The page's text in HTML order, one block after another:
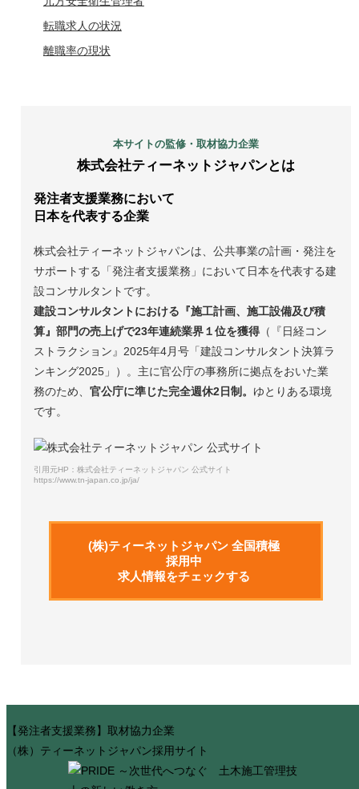
転職求人の状況
離職率の現状
本サイトの監修・取材協力企業
株式会社ティーネットジャパンとは
発注者支援業務において
日本を代表する企業
株式会社ティーネットジャパンは、公共事業の計画・発注を
サポートする「発注者支援業務」において日本を代表する建
設コンサルタントです。
建設コンサルタントにおける『施工計画、施工設備及び積
算』部門の売上げで23年連続業界１位を獲得 （『日経コン
ストラクション』2025年4月号「建設コンサルタント決算ラ
ンキング2025」）。主に官公庁の事務所に拠点をおいた業
務のため、官公庁に準じた完全週休2日制。 ゆとりある環境
です。
引用元HP：株式会社ティーネットジャパン 公式サイト
https://www.tn-japan.co.jp/ja/
(株)ティーネットジャパン 全国積極
採用中
求人情報をチェックする
【発注者支援業務】取材協力企業
（株）ティーネットジャパン採用サイト